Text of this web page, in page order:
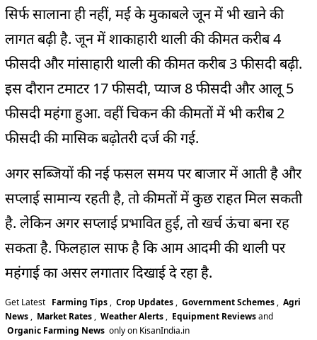
सिर्फ सालाना ही नहीं, मई के मुकाबले जून में भी खाने की
लागत बढ़ी है. जून में शाकाहारी थाली की कीमत करीब 4
फीसदी और मांसाहारी थाली की कीमत करीब 3 फीसदी बढ़ी.
इस दौरान टमाटर 17 फीसदी, प्याज 8 फीसदी और आलू 5
फीसदी महंगा हुआ. वहीं चिकन की कीमतों में भी करीब 2
फीसदी की मासिक बढ़ोतरी दर्ज की गई.
अगर सब्जियों की नई फसल समय पर बाजार में आती है और
सप्लाई सामान्य रहती है, तो कीमतों में कुछ राहत मिल सकती
है. लेकिन अगर सप्लाई प्रभावित हुई, तो खर्च ऊंचा बना रह
सकता है. फिलहाल साफ है कि आम आदमी की थाली पर
महंगाई का असर लगातार दिखाई दे रहा है.
Get Latest Farming Tips , Crop Updates , Government Schemes , Agri
News , Market Rates , Weather Alerts , Equipment Reviewsand
Organic Farming News only on KisanIndia.in